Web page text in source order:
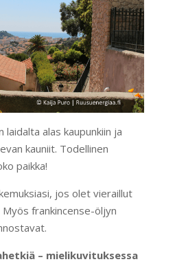
alas kaupunkiin ja
kauniit. Todellinen
paikka!
jos olet vieraillut
frankincense-öljyn
– mielikuvituksessa